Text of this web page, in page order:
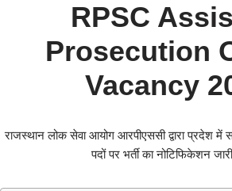
RPSC
Prosecution
Vacancy
राजस्थान लोक सेवा आयोग आरपीएससी द्वारा प्रदेश
पदों पर भर्ती का नोटिफिकेशन